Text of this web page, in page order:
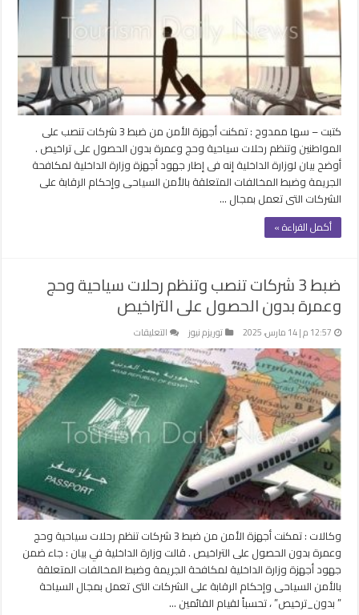
المواطنين
وتنظم
رحلات
وحج
وعمرة
بدون
تراخيص
مغلقة
كتبت – سها ممدوح : تمكنت أجهزة الأمن من ضبط 3 شركات تنصب على
المواطنين وتنظم رحلات سياحية وحج وعمرة بدون الحصول على تراخيص .
أوضح بيان لوزارة الداخلية إنه فى إطار جهود أجهزة وزارة الداخلية لمكافحة
الجريمة وضبط المخالفات المتعلقة بالأمن السياحى وإحكام الرقابة على
الشركات التى تعمل بمجال …
أكمل القراءة »
ضبط 3 شركات تنصب وتنظم رحلات سياحية وحج
وعمرة بدون الحصول على التراخيص
12:57 م | 14 مارس، 2025 توريزم نيوز التعليقات
ضبط
3
شركات
تنصب
وتنظم
رحلات
سياحية
وعمرة
على
التراخيص
مغلقة
وكالات : تمكنت أجهزة الأمن من ضبط 3 شركات تنظم رحلات سياحية وحج
وعمرة بدون الحصول على التراخيص . قالت وزارة الداخلية في بيان : جاء ضمن
جهود أجهزة وزارة الداخلية لمكافحة الجريمة وضبط المخالفات المتعلقة
بالأمن السياحى وإحكام الرقابة على الشركات التى تعمل بمجال السياحة
” بدون_ترخيص” ، تحسباً لقيام القائمين …